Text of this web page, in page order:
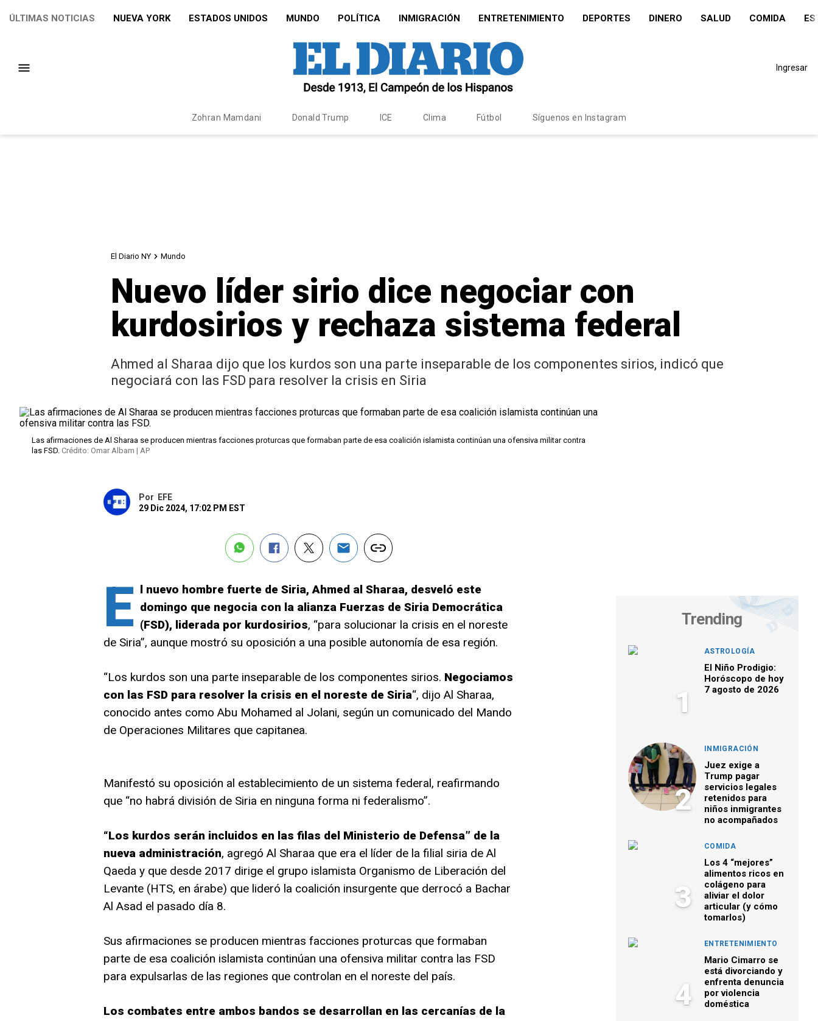
ÚLTIMAS NOTICIAS NUEVA YORK ESTADOS UNIDOS MUNDO POLÍTICA INMIGRACIÓN ENTRETENIMIENTO DEPORTES DINERO SALUD COMIDA
Ingresar
Zohran Mamdani Donald Trump ICE Clima Fútbol Síguenos en Instagram
El Diario NY Mundo
Nuevo líder sirio dice negociar con
kurdosirios y rechaza sistema federal
Ahmed al Sharaa dijo que los kurdos son una parte inseparable de los componentes sirios, indicó que
negociará con las FSD para resolver la crisis en Siria
Las afirmaciones de Al Sharaa se producen mientras facciones proturcas que formaban parte de esa coalición islamista continúan una ofensiva militar contra
las FSD. Crédito: Omar Albam | AP
Por
EFE
29 Dic 2024, 17:02 PM EST
E l nuevo hombre fuerte de Siria, Ahmed al Sharaa, desveló este
domingo que negocia con la alianza Fuerzas de Siria Democrática
(FSD), liderada por kurdosirios, “para solucionar la crisis en el noreste
de Siria”, aunque mostró su oposición a una posible autonomía de esa región.
“Los kurdos son una parte inseparable de los componentes sirios. Negociamos
con las FSD para resolver la crisis en el noreste de Siria“, dijo Al Sharaa,
conocido antes como Abu Mohamed al Jolani, según un comunicado del Mando
de Operaciones Militares que capitanea.
Manifestó su oposición al establecimiento de un sistema federal, reafirmando
que “no habrá división de Siria en ninguna forma ni federalismo”.
“Los kurdos serán incluidos en las filas del Ministerio de Defensa” de la
nueva administración, agregó Al Sharaa que era el líder de la filial siria de Al
Qaeda y que desde 2017 dirige el grupo islamista Organismo de Liberación del
Levante (HTS, en árabe) que lideró la coalición insurgente que derrocó a Bachar
Al Asad el pasado día 8.
Sus afirmaciones se producen mientras facciones proturcas que formaban
parte de esa coalición islamista continúan una ofensiva militar contra las FSD
para expulsarlas de las regiones que controlan en el noreste del país.
Los combates entre ambos bandos se desarrollan en las cercanías de la
Trending
1
ASTROLOGÍA
El Niño Prodigio:
Horóscopo de hoy
7 agosto de 2026
2
INMIGRACIÓN
Juez exige a
Trump pagar
servicios legales
retenidos para
niños inmigrantes
no acompañados
3
COMIDA
Los 4 “mejores”
alimentos ricos en
colágeno para
aliviar el dolor
articular (y cómo
tomarlos)
4
ENTRETENIMIENTO
Mario Cimarro se
está divorciando y
enfrenta denuncia
por violencia
doméstica